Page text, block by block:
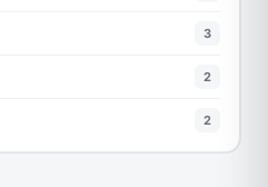
3
2
2